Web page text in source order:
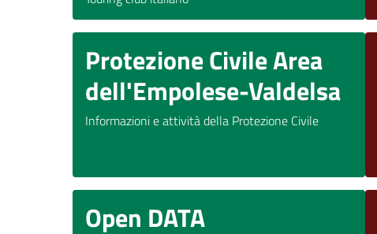
Protezione Civile Area
dell'Empolese-Valdelsa
Informazioni e attività della Protezione Civile
Open DATA